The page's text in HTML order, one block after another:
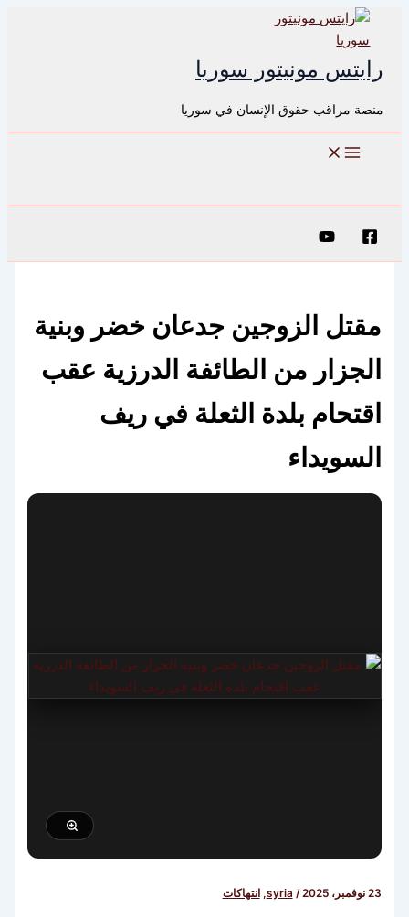
تخطي
المحتوى
رايتس مونيتور سوريا
منصة مراقب حقوق الإنسان في سوريا
مقتل الزوجين جدعان خضر وبنية
الجزار من الطائفة الدرزية عقب
اقتحام بلدة الثعلة في ريف
السويداء
23 نوفمبر، 2025 /
syria
, انتهاكات